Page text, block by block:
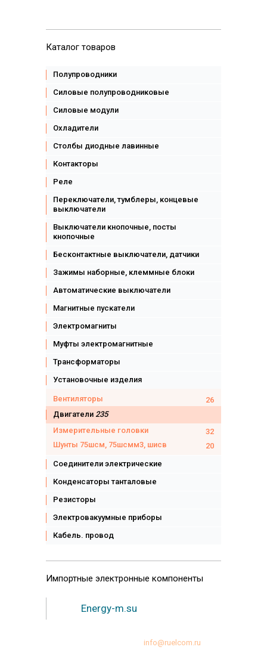
Каталог товаров
Полупроводники
Силовые полупроводниковые
Силовые модули
Охладители
Столбы диодные лавинные
Контакторы
Реле
Переключатели, тумблеры, концевые
выключатели
Выключатели кнопочные, посты
кнопочные
Бесконтактные выключатели, датчики
Зажимы наборные, клеммные блоки
Автоматические выключатели
Магнитные пускатели
Электромагниты
Муфты электромагнитные
Трансформаторы
Установочные изделия
Вентиляторы
26
Двигатели 235
Измерительные головки
32
Шунты 75шсм, 75шсмм3, шисв
20
Соединители электрические
Конденсаторы танталовые
Резисторы
Электровакуумные приборы
Кабель. провод
Импортные электронные компоненты
Energy-m.su
info@ruelcom.ru